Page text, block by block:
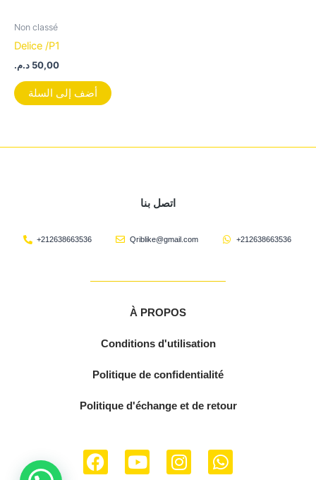
Non classé
Delice /P1
50,00 د.م.
أضف إلى السلة
اتصل بنا
+212638663536 Qriblike@gmail.com +212638663536
À PROPOS
Conditions d'utilisation
Politique de confidentialité
Politique d'échange et de retour
F
a
Y
o
I
n
W
h